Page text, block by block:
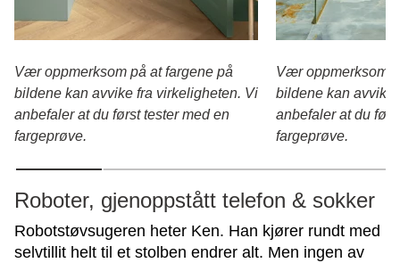
Vær oppmerksom på at fargene på
bildene kan avvike fra virkeligheten. Vi
anbefaler at du først tester med en
fargeprøve.
Vær oppmerksom
bildene kan avvike
anbefaler at du
fargeprøve.
Roboter, gjenoppstått telefon & sokker
Robotstøvsugeren heter Ken. Han kjører rundt med
selvtillit helt til et stolben endrer alt. Men ingen av